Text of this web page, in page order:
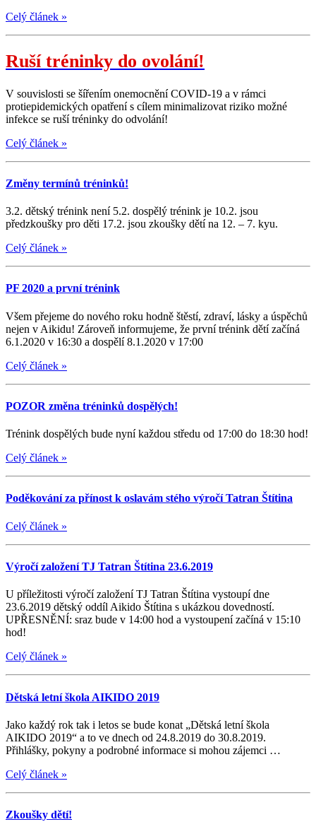
Celý článek »
Ruší tréninky do ovolání!
V souvislosti se šířením onemocnění COVID-19 a v rámci
protiepidemických opatření s cílem minimalizovat riziko možné
infekce se ruší tréninky do odvolání!
Celý článek »
Změny termínů tréninků!
3.2. dětský trénink není 5.2. dospělý trénink je 10.2. jsou
předzkoušky pro děti 17.2. jsou zkoušky dětí na 12. – 7. kyu.
Celý článek »
PF 2020 a první trénink
Všem přejeme do nového roku hodně štěstí, zdraví, lásky a úspěchů
nejen v Aikidu! Zároveň informujeme, že první trénink dětí začíná
6.1.2020 v 16:30 a dospělí 8.1.2020 v 17:00
Celý článek »
POZOR změna tréninků dospělých!
Trénink dospělých bude nyní každou středu od 17:00 do 18:30 hod!
Celý článek »
Poděkování za přínost k oslavám stého výročí Tatran Štítina
Celý článek »
Výročí založení TJ Tatran Štítina 23.6.2019
U příležitosti výročí založení TJ Tatran Štítina vystoupí dne
23.6.2019 dětský oddíl Aikido Štítina s ukázkou dovedností.
UPŘESNĚNÍ: sraz bude v 14:00 hod a vystoupení začíná v 15:10
hod!
Celý článek »
Dětská letní škola AIKIDO 2019
Jako každý rok tak i letos se bude konat „Dětská letní škola
AIKIDO 2019“ a to ve dnech od 24.8.2019 do 30.8.2019.
Přihlášky, pokyny a podrobné informace si mohou zájemci …
Celý článek »
Zkoušky dětí!